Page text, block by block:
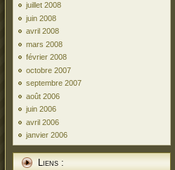
juillet 2008
juin 2008
avril 2008
mars 2008
février 2008
octobre 2007
septembre 2007
août 2006
juin 2006
avril 2006
janvier 2006
Liens :